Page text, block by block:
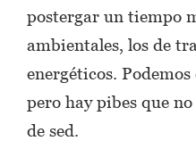
postergar un tiempo
ambientales, los de
energéticos.
pero hay pibes que
de sed.